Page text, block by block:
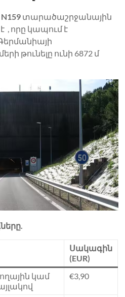
N159 տարածաշրջանային
որը կապում է
թունելը ունի 6872 մ
Սակագին
(EUR)
կամ
€3,90